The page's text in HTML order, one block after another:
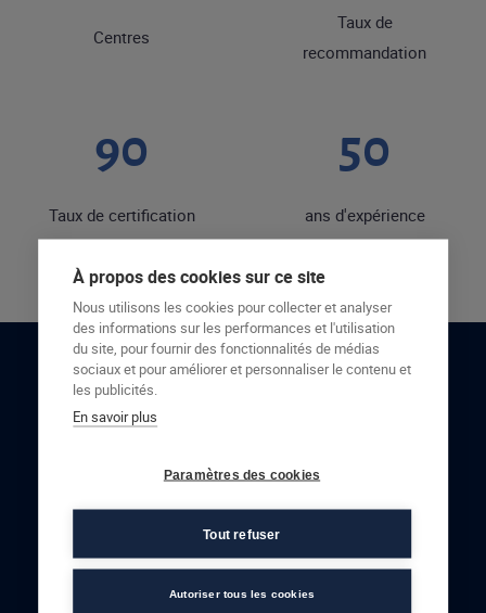
Centres
Taux de
recommandation
90
Taux de certification
50
ans d'expérience
RESTONS EN CONTACT
À propos des cookies sur ce site
Nous utilisons les cookies pour collecter et analyser
des informations sur les performances et l'utilisation
du site, pour fournir des fonctionnalités de médias
sociaux et pour améliorer et personnaliser le contenu et
les publicités.
En savoir plus
Paramètres des cookies
Tout refuser
Autoriser tous les cookies